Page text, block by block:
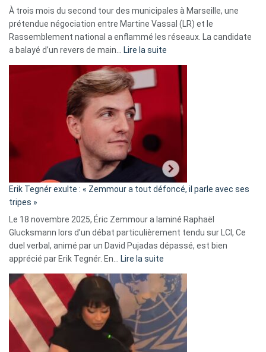
À trois mois du second tour des municipales à Marseille, une
prétendue négociation entre Martine Vassal (LR) et le
Rassemblement national a enflammé les réseaux. La candidate
a balayé d’un revers de main…
Lire la suite
d’alliance
secrète
«
C’est
fake
news
»
Erik Tegnér exulte : « Zemmour a tout défoncé, il parle avec ses
tripes »
Le 18 novembre 2025, Éric Zemmour a laminé Raphaël
Glucksmann lors d’un débat particulièrement tendu sur LCI, Ce
duel verbal, animé par un David Pujadas dépassé, est bien
apprécié par Erik Tegnér. En…
Lire la suite
Tegnér
exulte
« Zemmour
a
tout